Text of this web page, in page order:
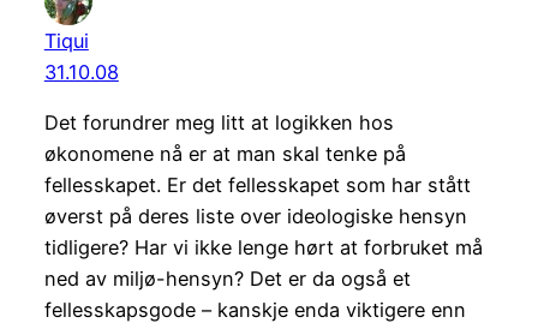
Tiqui
31.10.08
Det forundrer meg litt at logikken hos
økonomene nå er at man skal tenke på
fellesskapet. Er det fellesskapet som har stått
øverst på deres liste over ideologiske hensyn
tidligere? Har vi ikke lenge hørt at forbruket må
ned av miljø-hensyn? Det er da også et
fellesskapsgode – kanskje enda viktigere enn